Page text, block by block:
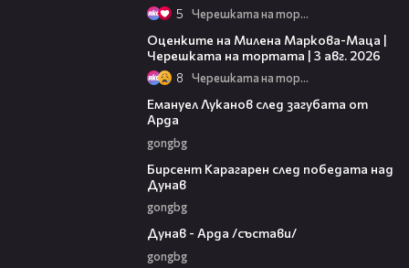
5 Черешката на тортата
Оценките на Милена Маркова-Маца |
Черешката на тортата | 3 авг. 2026
8 Черешката на тортата
Емануел Луканов след загубата от
Арда
gongbg
Бирсент Карагарен след победата над
Дунав
gongbg
Дунав - Арда /състави/
gongbg